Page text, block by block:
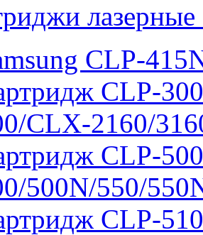
лазерные
CLP-
CLP-
CLX-2160/
CLP-
500N/550/
CLP-